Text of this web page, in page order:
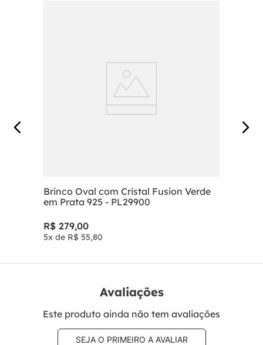
Brinco Oval com Cristal Fusion Verde
em Prata 925 - PL29900
R$ 279,00
5x de R$ 55,80
Avaliações
Este produto ainda não tem avaliações
SEJA O PRIMEIRO A AVALIAR